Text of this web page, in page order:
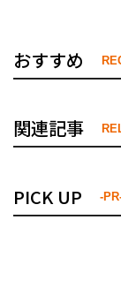
おすすめ
関連記事
PICK UP -